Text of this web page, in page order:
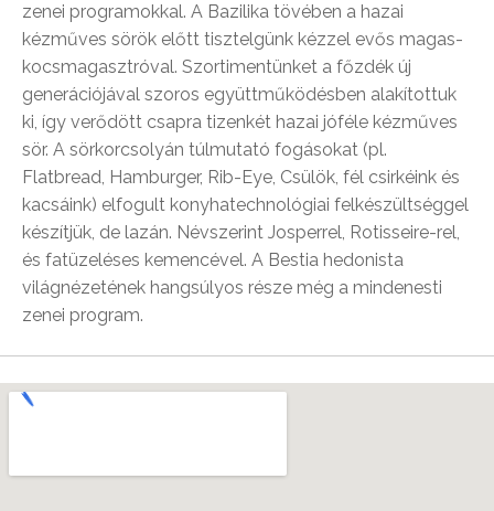
zenei programokkal. A Bazilika tövében a hazai
kézműves sörök előtt tisztelgünk kézzel evős magas-
kocsmagasztróval. Szortimentünket a főzdék új
generációjával szoros együttműködésben alakítottuk
ki, így verődött csapra tizenkét hazai jóféle kézműves
sör. A sörkorcsolyán túlmutató fogásokat (pl.
Flatbread, Hamburger, Rib-Eye, Csülök, fél csirkéink és
kacsáink) elfogult konyhatechnológiai felkészültséggel
készítjük, de lazán. Névszerint Josperrel, Rotisseire-rel,
és fatüzeléses kemencével. A Bestia hedonista
világnézetének hangsúlyos része még a mindenesti
zenei program.